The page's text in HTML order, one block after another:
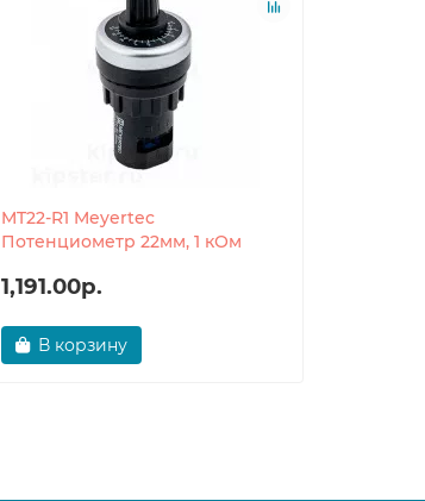
MT22-R1 Meyertec
Потенциометр 22мм, 1 кОм
1,191.00р.
В корзину